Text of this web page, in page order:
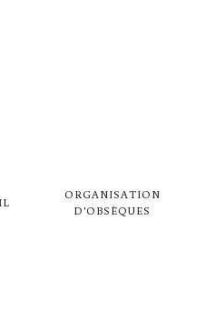
ORGANISATION
D'OBSÈQUES